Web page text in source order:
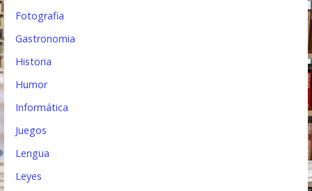
Fotografia
Gastronomia
Historia
Humor
Informática
Juegos
Lengua
Leyes